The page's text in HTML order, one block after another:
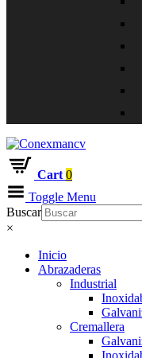
Cart 0
Toggle Menu
Buscar
×
Inicio
Abrazaderas
Industrial
Cremallera